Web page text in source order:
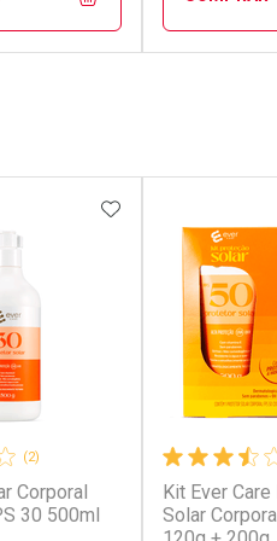
Ativar
(2)
Corporal
30 500ml
ADICIONAR AOS
Kit Ever
Solar